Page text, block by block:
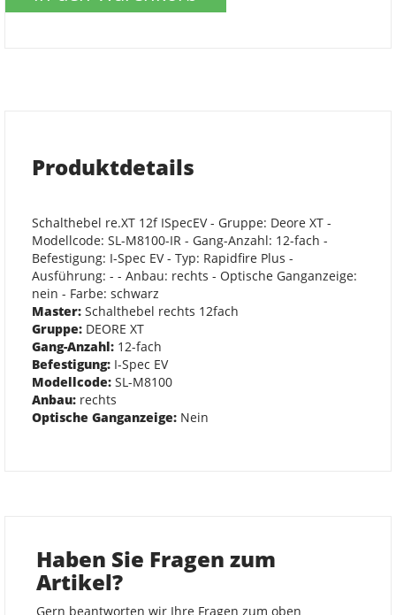
Produktdetails
Schalthebel re.XT 12f ISpecEV - Gruppe: Deore XT -
Modellcode: SL-M8100-IR - Gang-Anzahl: 12-fach -
Befestigung: I-Spec EV - Typ: Rapidfire Plus -
Ausführung: - - Anbau: rechts - Optische Ganganzeige:
nein - Farbe: schwarz
Master: Schalthebel rechts 12fach
Gruppe: DEORE XT
Gang-Anzahl: 12-fach
Befestigung: I-Spec EV
Modellcode: SL-M8100
Anbau: rechts
Optische Ganganzeige: Nein
Haben Sie Fragen zum
Artikel?
Gern beantworten wir Ihre Fragen zum oben